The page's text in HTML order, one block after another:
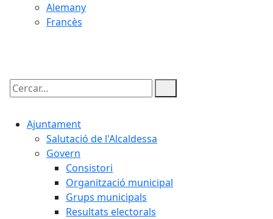
Alemany
Francès
Cercar:
Ajuntament
Salutació de l'Alcaldessa
Govern
Consistori
Organització municipal
Grups municipals
Resultats electorals